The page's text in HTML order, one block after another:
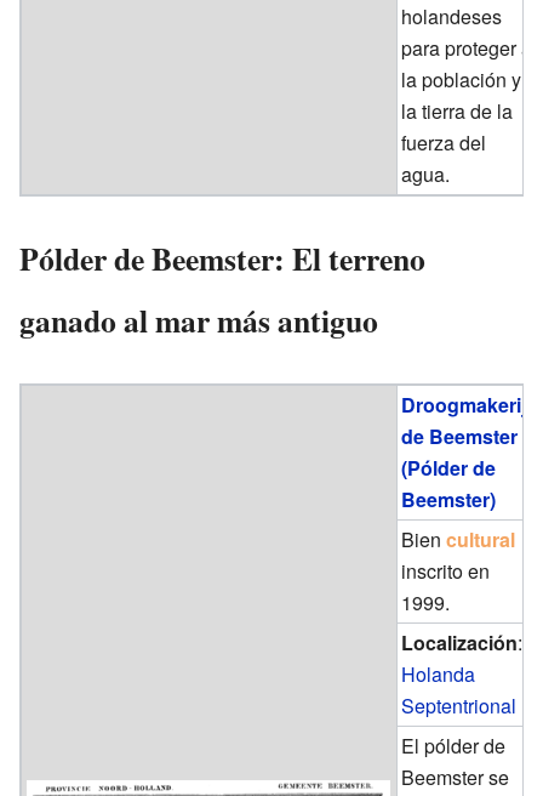
holandeses
para proteger a
la población y
la tierra de la
fuerza del
agua.
Pólder de Beemster: El terreno
ganado al mar más antiguo
Droogmakerij
de Beemster
(Pólder de
Beemster)
Biencultural
inscrito en
1999.
Localización:
Holanda
Septentrional
El pólder de
Beemster se